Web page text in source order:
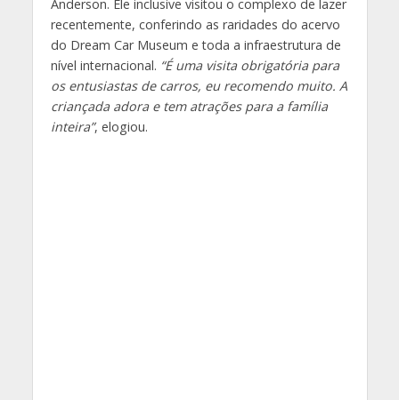
Anderson. Ele inclusive visitou o complexo de lazer
recentemente, conferindo as raridades do acervo
do Dream Car Museum e toda a infraestrutura de
nível internacional. “É uma visita obrigatória para
os entusiastas de carros, eu recomendo muito. A
criançada adora e tem atrações para a família
inteira”, elogiou.